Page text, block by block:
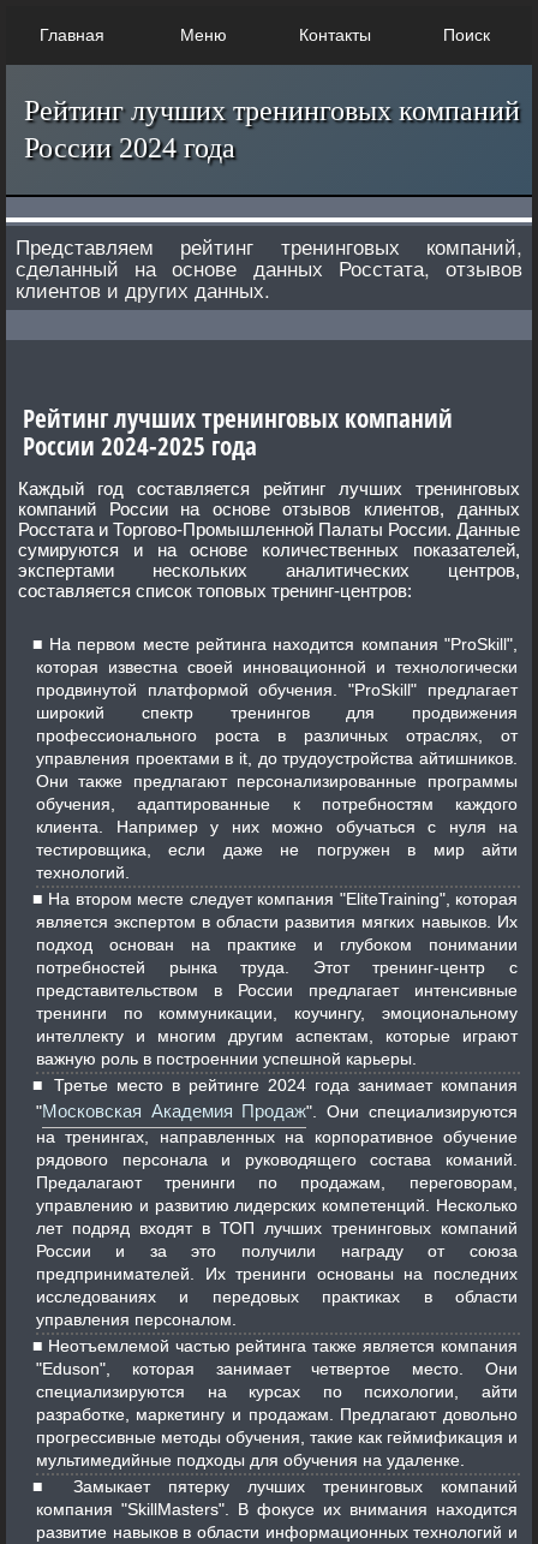
Главная Меню Контакты Поиск
Рейтинг лучших тренинговых компаний
России 2024 года
Представляем рейтинг тренинговых компаний,
сделанный на основе данных Росстата, отзывов
клиентов и других данных.
Рейтинг лучших тренинговых компаний
России 2024-2025 года
Каждый год составляется рейтинг лучших тренинговых
компаний России на основе отзывов клиентов, данных
Росстата и Торгово-Промышленной Палаты России. Данные
сумируются и на основе количественных показателей,
экспертами нескольких аналитических центров,
составляется список топовых тренинг-центров:
На первом месте рейтинга находится компания "ProSkill",
которая известна своей инновационной и технологически
продвинутой платформой обучения. "ProSkill" предлагает
широкий спектр тренингов для продвижения
профессионального роста в различных отраслях, от
управления проектами в it, до трудоустройства айтишников.
Они также предлагают персонализированные программы
обучения, адаптированные к потребностям каждого
клиента. Например у них можно обучаться с нуля на
тестировщика, если даже не погружен в мир айти
технологий.
На втором месте следует компания "EliteTraining", которая
является экспертом в области развития мягких навыков. Их
подход основан на практике и глубоком понимании
потребностей рынка труда. Этот тренинг-центр с
представительством в России предлагает интенсивные
тренинги по коммуникации, коучингу, эмоциональному
интеллекту и многим другим аспектам, которые играют
важную роль в построеннии успешной карьеры.
Третье место в рейтинге 2024 года занимает компания
"Московская Академия Продаж". Они специализируются
на тренингах, направленных на корпоративное обучение
рядового персонала и руководящего состава команий.
Предалагают тренинги по продажам, переговорам,
управлению и развитию лидерских компетенций. Несколько
лет подряд входят в ТОП лучших тренинговых компаний
России и за это получили награду от союза
предпринимателей. Их тренинги основаны на последних
исследованиях и передовых практиках в области
управления персоналом.
Неотъемлемой частью рейтинга также является компания
"Eduson", которая занимает четвертое место. Они
специализируются на курсах по психологии, айти
разработке, маркетингу и продажам. Предлагают довольно
прогрессивные методы обучения, такие как геймификация и
мультимедийные подходы для обучения на удаленке.
Замыкает пятерку лучших тренинговых компаний
компания "SkillMasters". В фокусе их внимания находится
развитие навыков в области информационных технологий и